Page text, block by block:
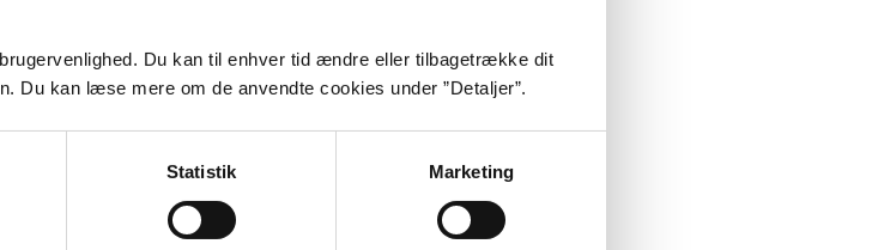
Du kan til enhver tid ændre eller tilbagetrække dit
Du kan læse mere om de anvendte cookies under ”Detaljer”.
Statistik Marketing